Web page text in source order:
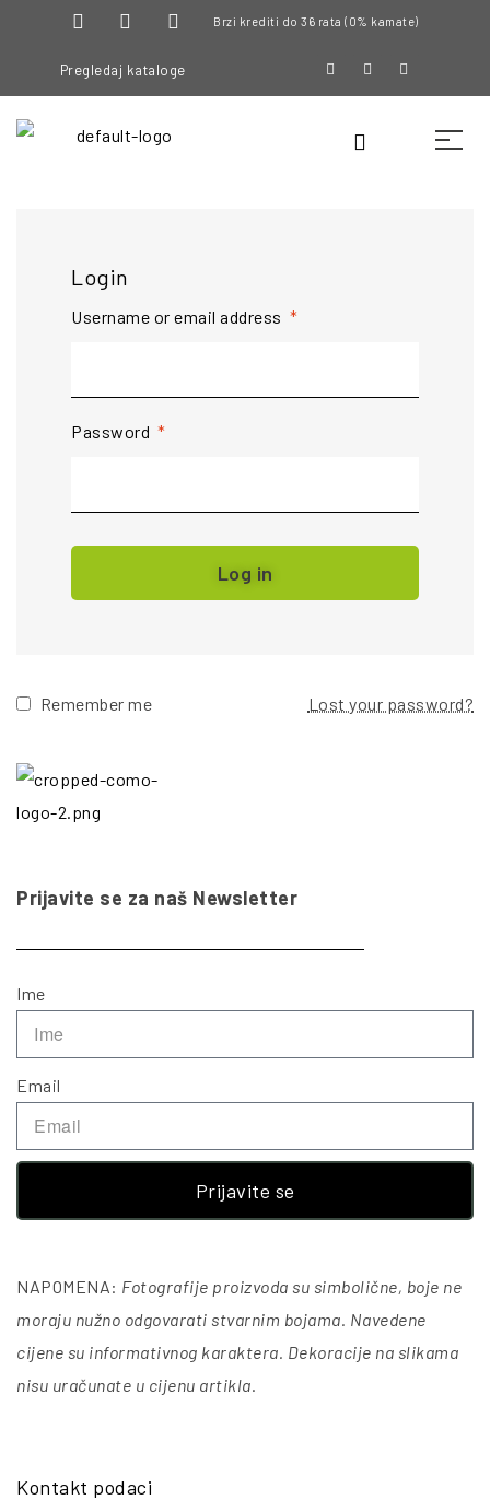
Brzi krediti do 36 rata (0% kamate)
Pregledaj kataloge
Login
Username or email address *
Password *
Log in
Remember me Lost your password?
Prijavite se za naš Newsletter
Ime
Email
Prijavite se
NAPOMENA: Fotografije proizvoda su simbolične, boje ne
moraju nužno odgovarati stvarnim bojama. Navedene
cijene su informativnog karaktera. Dekoracije na slikama
nisu uračunate u cijenu artikla.
Kontakt podaci